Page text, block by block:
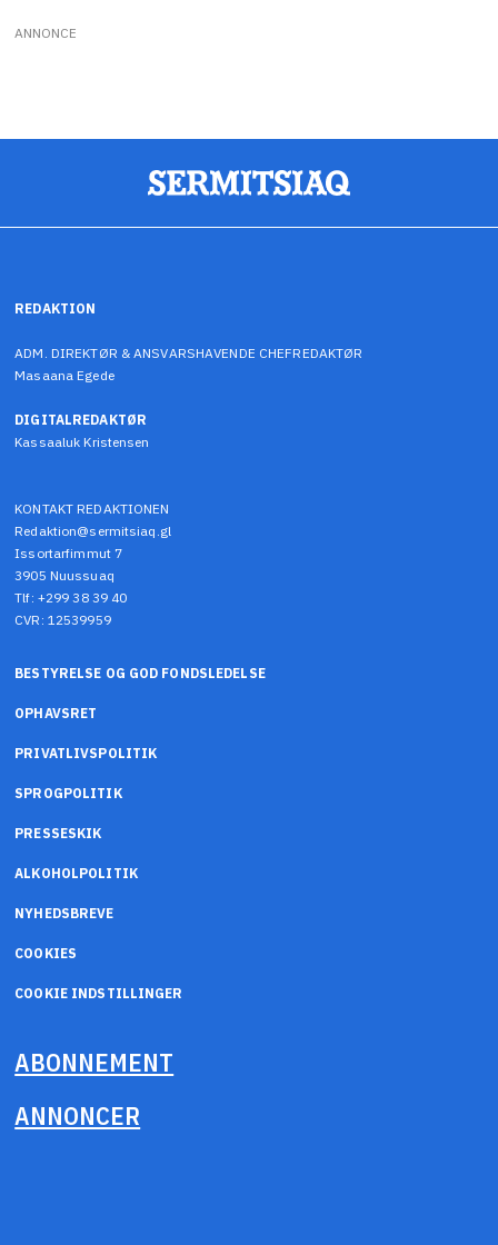
ANNONCE
REDAKTION
ADM. DIREKTØR & ANSVARSHAVENDE CHEFREDAKTØR
Masaana Egede
DIGITALREDAKTØR
Kassaaluk Kristensen
KONTAKT REDAKTIONEN
Redaktion@sermitsiaq.gl
Issortarfimmut 7
3905 Nuussuaq
Tlf: +299 38 39 40
CVR: 12539959
BESTYRELSE OG GOD FONDSLEDELSE
OPHAVSRET
PRIVATLIVSPOLITIK
SPROGPOLITIK
PRESSESKIK
ALKOHOLPOLITIK
NYHEDSBREVE
COOKIES
COOKIE INDSTILLINGER
ABONNEMENT
ANNONCER